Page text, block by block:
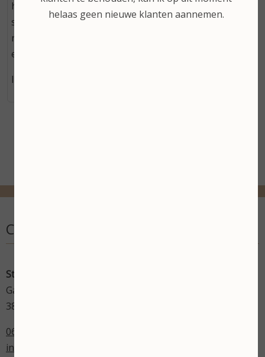
het draaimechanisme van de houder niet helemaal
soepel meer werkt. Dan kun je beter een keer een
nieuwe deodorant stick bestellen in plaats van alleen
een Refil.
Inhoud: 25 gram
Contactgegevens
Stephanie's Beautysalon
Gardameer 17
3825 VN Amersfoort
06-43598714
info@stephaniesbeautysalon.nl
helaas geen nieuwe klanten aannemen.